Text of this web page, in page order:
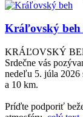
Kráľovský beh
KRÁĽOVSKÝ
Srdečne vás
nedeľu 5. júla 2026
a 10 km.
Príďte podporiť